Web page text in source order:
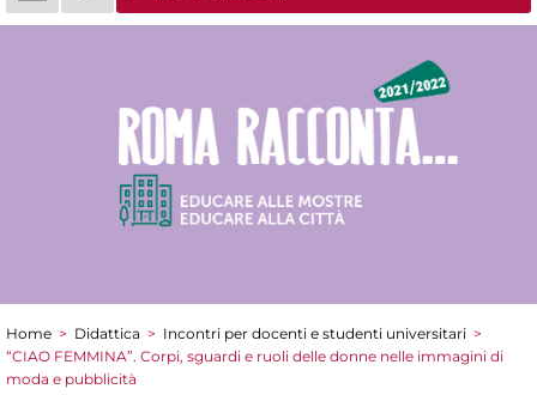
Tu sei qui
Home > Didattica > Incontri per docenti e studenti universitari >
“CIAO FEMMINA”. Corpi, sguardi e ruoli delle donne nelle immagini di
moda e pubblicità